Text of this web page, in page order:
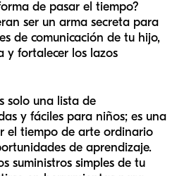
de pasar el tiempo?
ser un arma secreta para
de comunicación de tu hijo,
y fortalecer los lazos
solo una lista de
y fáciles para niños; es una
el tiempo de arte ordinario
de aprendizaje.
suministros simples de tu